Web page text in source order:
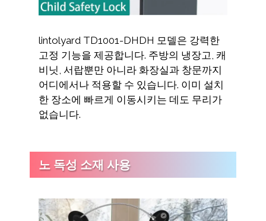
lintolyard TD1001-DHDH 모델은 강력한
고정 기능을 제공합니다. 주방의 냉장고, 캐
비닛, 서랍뿐만 아니라 화장실과 창문까지
어디에서나 적용할 수 있습니다. 이미 설치
한 장소에 빠르게 이동시키는 데도 무리가
없습니다.
노 독성 소재 사용